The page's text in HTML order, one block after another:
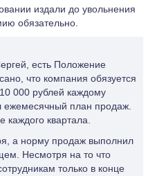
издали до увольнения
обязательно.
есть Положение
что компания обязуется
000 рублей каждому
ежемесячный план продаж.
квартала.
а норму продаж выполнил
Несмотря на то что
только в конце